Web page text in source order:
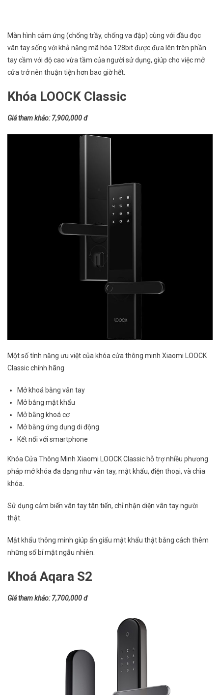
Màn hình cảm ứng (chống trầy, chống va đập) cùng với đầu đọc
vân tay sống với khả năng mã hóa 128bit được đưa lên trên phần
tay cầm với độ cao vừa tầm của người sử dụng, giúp cho việc mở
cửa trở nên thuận tiện hơn bao giờ hết.
Khóa LOOCK Classic
Giá tham khảo: 7,900,000 đ
Một số tính năng ưu việt của khóa cửa thông minh Xiaomi LOOCK
Classic chính hãng
Mở khoá bằng vân tay
Mở bằng mật khẩu
Mở bằng khoá cơ
Mở bằng ứng dụng di động
Kết nối với smartphone
Khóa Cửa Thông Minh Xiaomi LOOCK Classic hỗ trợ nhiều phương
pháp mở khóa đa dạng như vân tay, mật khẩu, điện thoại, và chìa
khóa.
Sử dụng cảm biến vân tay tân tiến, chỉ nhận diện vân tay người
thật.
Mật khẩu thông minh giúp ẩn giấu mật khẩu thật bằng cách thêm
những số bí mật ngẫu nhiên.
Khoá Aqara S2
Giá tham khảo: 7,700,000 đ